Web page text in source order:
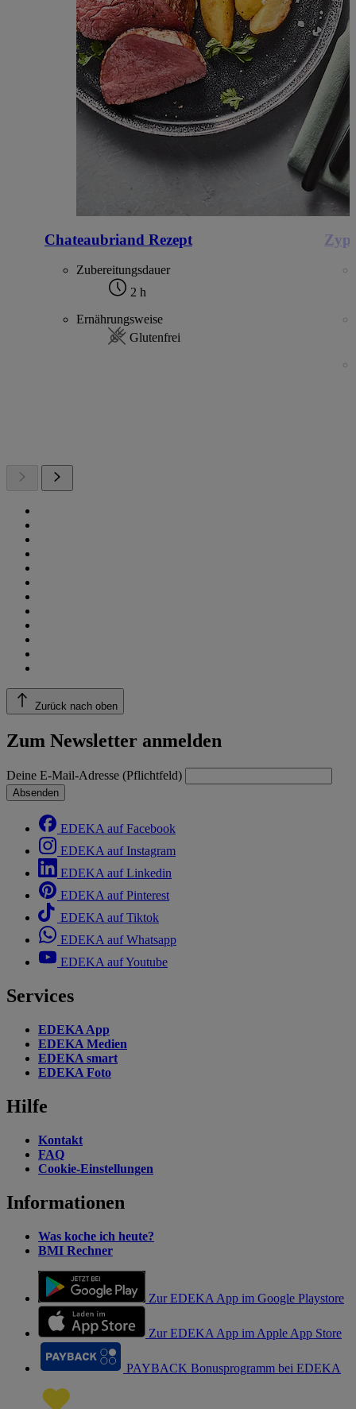
Chateaubriand Rezept
Zubereitungsdauer
2 h
Ernährungsweise
Glutenfrei
Zurück nach oben
Zum Newsletter anmelden
Deine E-Mail-Adresse (Pflichtfeld)
Absenden
EDEKA auf Facebook
EDEKA auf Instagram
EDEKA auf Linkedin
EDEKA auf Pinterest
EDEKA auf Tiktok
EDEKA auf Whatsapp
EDEKA auf Youtube
Services
EDEKA App
EDEKA Medien
EDEKA smart
EDEKA Foto
Hilfe
Kontakt
FAQ
Cookie-Einstellungen
Informationen
Was koche ich heute?
BMI Rechner
Zur EDEKA App im Google Playstore
Zur EDEKA App im Apple App Store
PAYBACK Bonusprogramm bei EDEKA